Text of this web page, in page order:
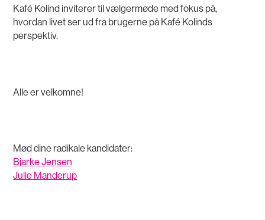
Kafé Kolind inviterer til vælgermøde med fokus på,
hvordan livet ser ud fra brugerne på Kafé Kolinds
perspektiv.
Alle er velkomne!
Mød dine radikale kandidater:
Bjarke Jensen
Julie Manderup